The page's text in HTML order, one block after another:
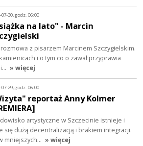
07-30, godz. 06:00
na lato" - Marcin
z pisarzem Marcinem Szczygielskim.
i o tym co o zawał przyprawia
» więcej
07-29, godz. 06:00
reportaż Anny Kolmer
artystyczne w Szczecinie istnieje i
się dużą decentralizacją i brakiem integracji.
mniejszych… » więcej